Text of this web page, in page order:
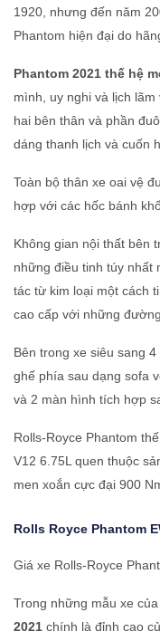
1920, nhưng đến năm
Phantom hiện đại do
Phantom 2021 thế hệ
mình, uy nghi và lịch
hai bên thân và phần
dáng thanh lịch và cuốn
Toàn bộ thân xe oai vệ
hợp với các hốc bánh
Không gian nội thất bên
những điều tinh túy nhất
tác từ kim loại một cách
cao cấp với những
Bên trong xe siêu sang
ghế phía sau dạng sofa
và 2 màn hình tích hợp
Rolls-Royce Phantom
V12 6.75L quen thuộc
men xoắn cực đại 900
Rolls Royce Phantom
Giá xe Rolls-Royce
Trong những mẫu xe
2021 chính là đỉnh cao